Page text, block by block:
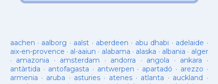
aachen · aalborg · aalst · aberdeen · abu dhabi · adelaide ·
aix-en-provence · al-aaiun · alabama · alaska · albania · alger
· amazonia · amsterdam · andorra · angola · ankara ·
antàrtida · antofagasta · antwerpen · apartadó · arezzo ·
armenia · aruba · asturies· atenes· atlanta · auckland ·